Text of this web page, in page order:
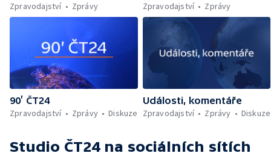
Zpravodajství
Zprávy
Zpravodajství
Zprávy
90’ ČT24
Zpravodajství
Zprávy Diskuze
Události, komentáře
Zpravodajství
Zprávy Diskuze
Studio ČT24 na sociálních sítích